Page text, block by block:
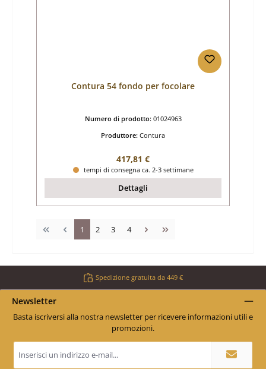
Contura 54 fondo per focolare
Numero di prodotto: 01024963
Produttore: Contura
Prezzo normale:
417,81 €
tempi di consegna ca. 2-3 settimane
Dettagli
Pagina
1 Pagina
2 Pagina
3 Pagina
4
Spedizione gratuita da 449 €
Newsletter
Basta iscriversi alla nostra newsletter per ricevere informazioni utili e
promozioni.
Indirizzo
e-